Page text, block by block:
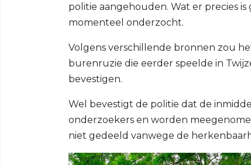
politie aangehouden. Wat er precies
momenteel onderzocht.
Volgens verschillende bronnen zou
burenruzie die eerder speelde in
bevestigen.
Wel bevestigt de politie dat de
onderzoekers en worden
niet gedeeld vanwege de